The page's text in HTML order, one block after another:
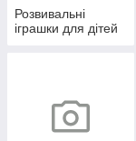
Розвивальні
іграшки для дітей